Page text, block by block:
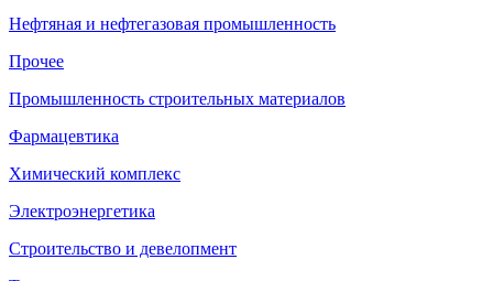
Нефтяная и нефтегазовая промышленность
Прочее
Промышленность строительных материалов
Фармацевтика
Химический комплекс
Электроэнергетика
Строительство и девелопмент